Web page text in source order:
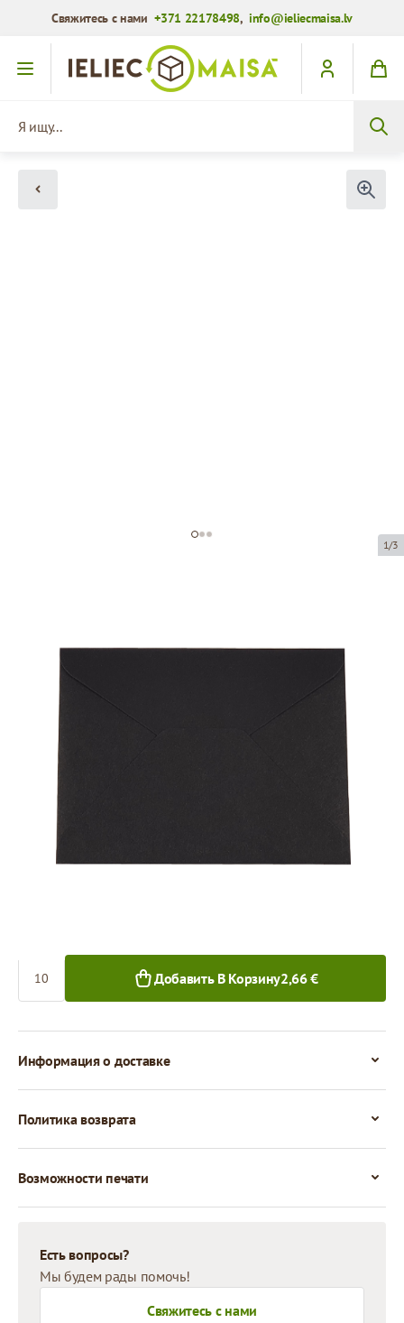
Свяжитесь с нами+371 22178498,info@ieliecmaisa.lv
Перейти к содержимому
1/3
Код товара:AP01
Размер:110 x 80 mm
Толщина:
Tовар можно получить в пункте выдачи.
Цена за 1 штуку
0,27 €
10+ шт.
Количество
Добавить В Корзину2,66 €
Информация о доставке
Политика возврата
Возможности печати
Есть вопросы?
Мы будем рады помочь!
Свяжитесь с нами